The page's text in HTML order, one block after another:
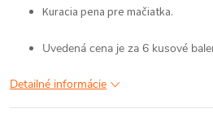
Kuracia pena pre mačiatka.
Uvedená cena je za 6 kusové
Detailné informácie